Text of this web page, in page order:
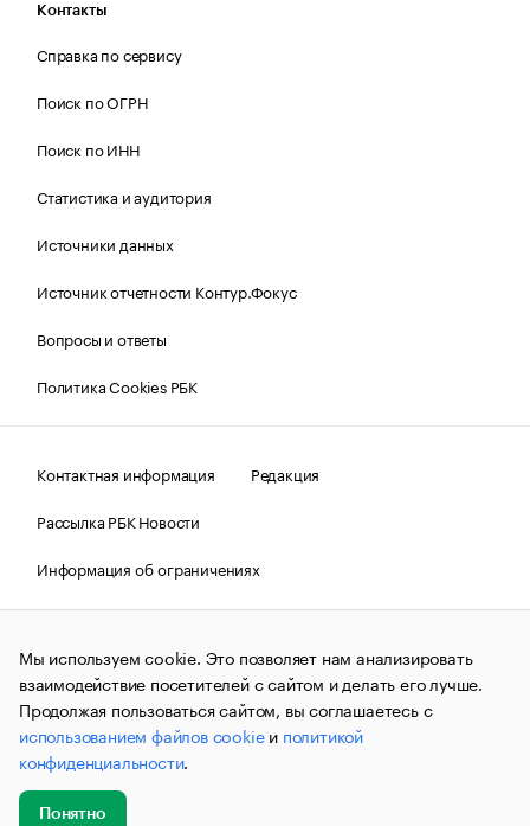
Контакты
Справка по сервису
Поиск по ОГРН
Поиск по ИНН
Статистика и аудитория
Источники данных
Источник отчетности Контур.Фокус
Вопросы и ответы
Политика Cookies РБК
Контактная информация
Редакция
Рассылка РБК Новости
Информация об ограничениях
Правовая информация
О соблюдении авторских прав
© АО «РОСБИЗНЕСКОНСАЛТИНГ»,1995–2026.Сообщения
и материалы информационного агентства «РБК»
(зарегистрировано Федеральной службой по надзору в сфере
связи, информационных технологий и массовых
коммуникаций (Роскомнадзор) 09.12.2015 за номером ИА
№ФС77-63848) сопровождаются пометкой «РБК». Отдельные
публикации могут содержать информацию,
не предназначенную для пользователей
до 18 лет.
Мы используем cookie. Это позволяет нам анализировать
взаимодействие посетителей с сайтом и делать его лучше.
Продолжая пользоваться сайтом, вы соглашаетесь с
использованием файлов cookieи политикой
конфиденциальности.
Понятно